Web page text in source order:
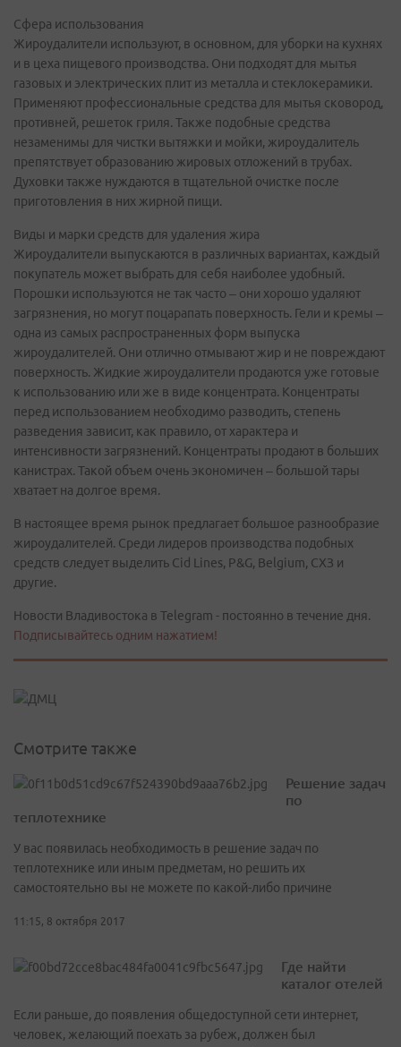
Сфера использования
Жироудалители используют, в основном, для уборки на кухнях
и в цеха пищевого производства. Они подходят для мытья
газовых и электрических плит из металла и стеклокерамики.
Применяют профессиональные средства для мытья сковород,
противней, решеток гриля. Также подобные средства
незаменимы для чистки вытяжки и мойки, жироудалитель
препятствует образованию жировых отложений в трубах.
Духовки также нуждаются в тщательной очистке после
приготовления в них жирной пищи.
Виды и марки средств для удаления жира
Жироудалители выпускаются в различных вариантах, каждый
покупатель может выбрать для себя наиболее удобный.
Порошки используются не так часто – они хорошо удаляют
загрязнения, но могут поцарапать поверхность. Гели и кремы –
одна из самых распространенных форм выпуска
жироудалителей. Они отлично отмывают жир и не повреждают
поверхность. Жидкие жироудалители продаются уже готовые
к использованию или же в виде концентрата. Концентраты
перед использованием необходимо разводить, степень
разведения зависит, как правило, от характера и
интенсивности загрязнений. Концентраты продают в больших
канистрах. Такой объем очень экономичен – большой тары
хватает на долгое время.
В настоящее время рынок предлагает большое разнообразие
жироудалителей. Среди лидеров производства подобных
средств следует выделить Cid Lines, P&G, Belgium, СХЗ и
другие.
Новости Владивостока в Telegram - постоянно в течение дня.
Подписывайтесь одним нажатием!
Смотрите также
Решение задач
по
теплотехнике
У вас появилась необходимость в решение задач по
теплотехнике или иным предметам, но решить их
самостоятельно вы не можете по какой-либо причине
11:15, 8 октября 2017
Где найти
каталог отелей
Если раньше, до появления общедоступной сети интернет,
человек, желающий поехать за рубеж, должен был